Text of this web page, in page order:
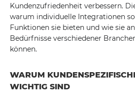
Kundenzufriedenheit verbessern.
warum individuelle Integrationen
Funktionen sie bieten und wie sie
Bedürfnisse verschiedener
können.
WARUM
WICHTIG SIND